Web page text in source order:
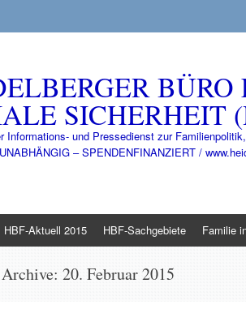
SICHERHEIT
Informations- und Pressedienst zur
– SPENDENFINANZIERT /
HBF-Aktuell 2015 HBF-Sachgebiete Familie
20. Februar 2015